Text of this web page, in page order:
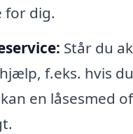
for dig.
Står du
f.eks. hvis
en låsesmed